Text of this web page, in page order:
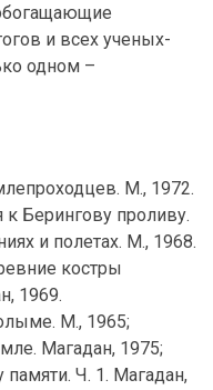
и всех ученых-
одном –
М., 1972.
к Берингову проливу.
и полетах. М., 1968.
костры
1969.
М., 1965;
Магадан, 1975;
памяти. Ч. 1. Магадан,